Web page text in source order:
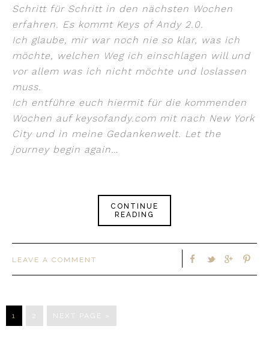
Schritt für Schritt in den nächsten Wochen
erfahren. Es kommt Keys of Andy 2.0.
Ich glaube, mir war noch nie so klar, was ich
möchte, welchen Weg ich einschlagen will und
vor allem was ich nicht möchte und loslassen
muss.
Ich entführe euch hiermit für die kommenden
Wochen auf keysofandy.com mit nach New York
City und in meine Gedankenwelt. Let the
journey begin again…
CONTINUE
READING
LEAVE A COMMENT
1 2 NEXT PAGE »